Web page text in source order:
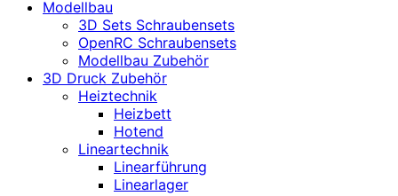
Modellbau
3D Sets Schraubensets
OpenRC Schraubensets
Modellbau Zubehör
3D Druck Zubehör
Heiztechnik
Heizbett
Hotend
Lineartechnik
Linearführung
Linearlager